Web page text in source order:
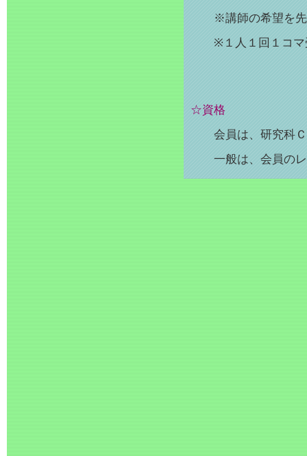
※講師の希望を先
※１人１回 １ コ
☆資格
会員は、研究科Ｃ
一般は、会員のレ